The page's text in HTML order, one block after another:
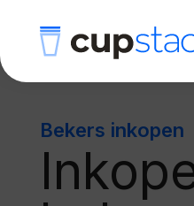
Bekers inkopen